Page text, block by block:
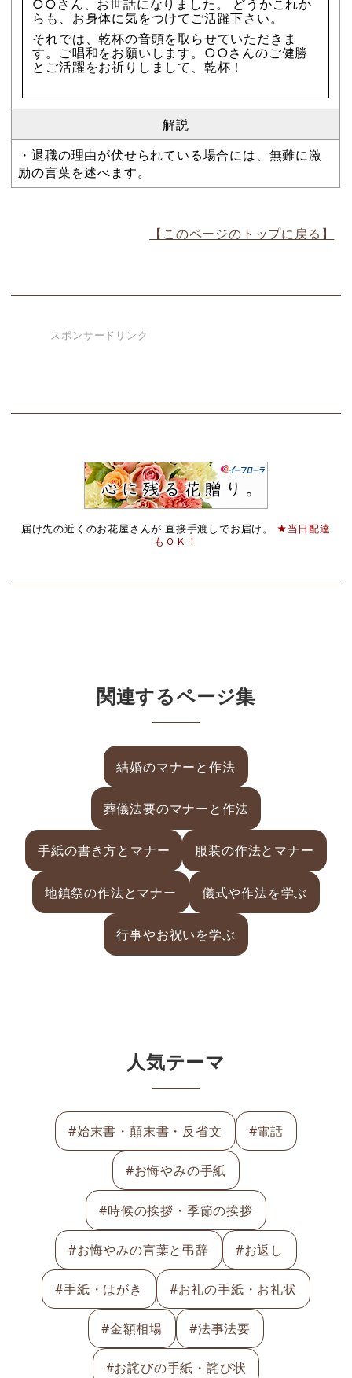
○○さん、お世話になりました。 どうかこれか
らも、お身体に気をつけてご活躍下さい。
それでは、乾杯の音頭を取らせていただきま
す。ご唱和をお願いします。○○さんのご健勝
とご活躍をお祈りしまして、乾杯！
解説
・退職の理由が伏せられている場合には、無難に激
励の言葉を述べます。
【このページのトップに戻る】
スポンサードリンク
届け先の近くのお花屋さんが 直接手渡しでお届け。 ★当日配達
もＯＫ！
関連するページ集
結婚のマナーと作法
葬儀法要のマナーと作法
手紙の書き方とマナー 服装の作法とマナー
地鎮祭の作法とマナー 儀式や作法を学ぶ
行事やお祝いを学ぶ
人気テーマ
#始末書・顛末書・反省文 #電話
#お悔やみの手紙
#時候の挨拶・季節の挨拶
#お悔やみの言葉と弔辞 #お返し
#手紙・はがき #お礼の手紙・お礼状
#金額相場 #法事法要
#お詫びの手紙・詫び状